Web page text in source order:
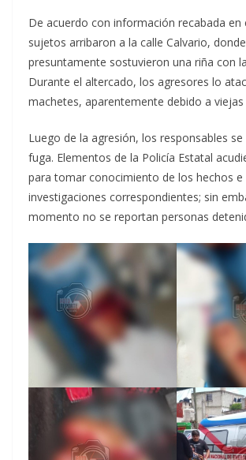
De acuerdo con información recabada en
sujetos arribaron a la calle Calvario, donde
presuntamente sostuvieron una riña con
Durante el altercado, los agresores lo
machetes, aparentemente debido a viejas
Luego de la agresión, los responsables
fuga. Elementos de la Policía Estatal
para tomar conocimiento de los hechos e
investigaciones correspondientes; sin
momento no se reportan personas